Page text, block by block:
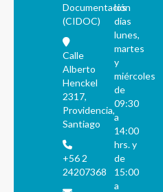
Documentación
(CIDOC)
Calle
Alberto
Henckel
2317,
Providencia,
Santiago
+56 2
24207368
los
días
lunes,
martes
y
miércoles
de
09:30
a
14:00
hrs. y
de
15:00
a